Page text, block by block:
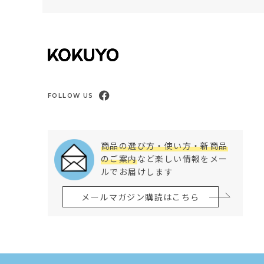
FOLLOW US
商品の選び方・使い方・新商品
のご案内など楽しい情報をメー
ルでお届けします
メールマガジン購読はこちら